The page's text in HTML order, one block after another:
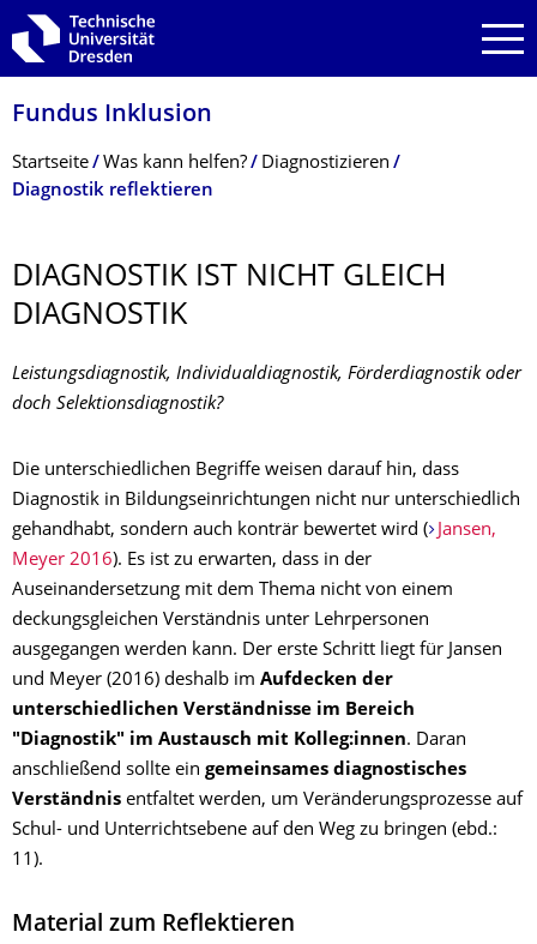
Zur Hauptnavigation springen
Zur Suche springen
Zum Inhalt springen
Fundus Inklusion
Breadcrumb-Menü
Startseite Was kann helfen?
Diagnostizieren
Diagnostik reflektieren
DIAGNOSTIK IST NICHT GLEICH
DIAGNOSTIK
Leistungsdiagnostik, Individualdiagnostik, Förderdiagnostik oder
doch Selektionsdiagnostik?
Die unterschiedlichen Begriffe weisen darauf hin, dass
Diagnostik in Bildungseinrichtungen nicht nur unterschiedlich
gehandhabt, sondern auch konträr bewertet wird (
Jansen,
Meyer 2016). Es ist zu erwarten, dass in der
Auseinandersetzung mit dem Thema nicht von einem
deckungsgleichen Verständnis unter Lehrpersonen
ausgegangen werden kann. Der erste Schritt liegt für Jansen
und Meyer (2016) deshalb im Aufdecken der
unterschiedlichen Verständnisse im Bereich
"Diagnostik" im Austausch mit Kolleg:innen. Daran
anschließend sollte ein gemeinsames diagnostisches
Verständnis entfaltet werden, um Veränderungsprozesse auf
Schul- und Unterrichtsebene auf den Weg zu bringen (ebd.:
11).
Material zum Reflektieren